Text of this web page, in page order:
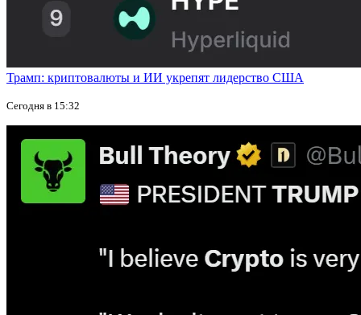
Трамп: криптовалюты и ИИ укрепят лидерство США
Сегодня в 15:32